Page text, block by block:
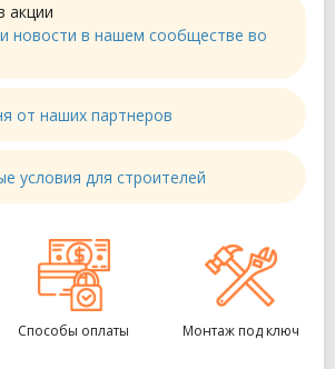
акции
и новости в нашем сообществе во
от наших партнеров
условия для строителей
Способы оплаты Монтаж под ключ